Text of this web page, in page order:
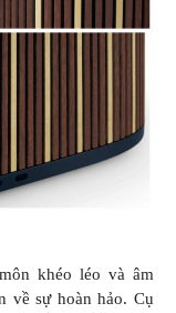
khéo léo và âm
về sự hoàn hảo. Cụ